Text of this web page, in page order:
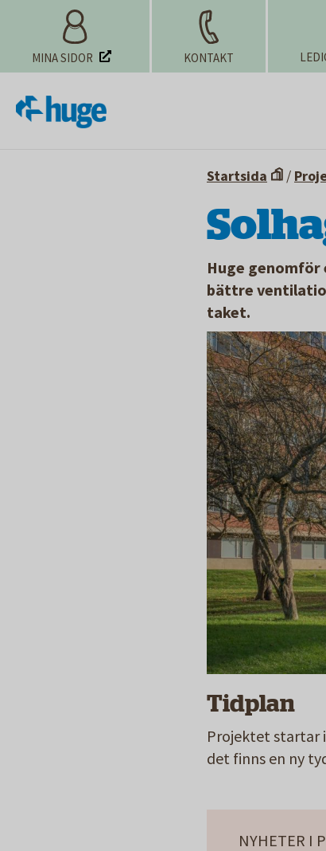
MINA SIDOR KONTAKT
Startsida /
Huge
bättre
taket.
Tidplan
Projektet startar
det finns en ny
NYHETER I